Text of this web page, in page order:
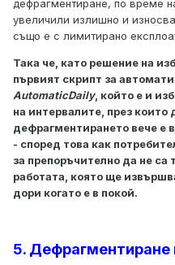
дефрагментиране, по време
увеличили излишно и
също е с лимитирано
Така че, като решение на
първият скрипт за
AutomaticDaily, който е и
на интервалите, през които
дефрагментирането вече е
- според това как
за препоръчително да не
работата, която ще
дори когато е в покой.
5. Дефрагментиране